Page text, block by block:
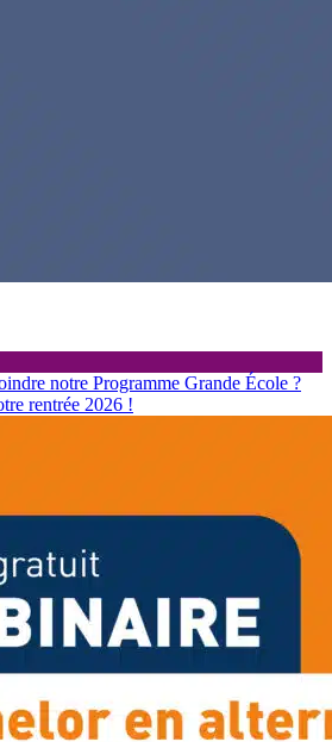
notre Programme Grande École ?
rentrée 2026 !